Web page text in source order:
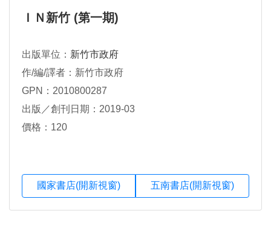
ＩＮ新竹 (第一期)
出版單位： 新竹市政府
作/編/譯者：新竹市政府
GPN：2010800287
出版／創刊日期：2019-03
價格：120
國家書店(開新視窗) 五南書店(開新視窗)